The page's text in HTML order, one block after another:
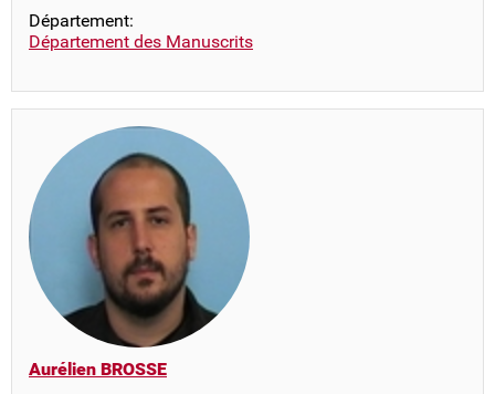
Département:
Département des Manuscrits
Aurélien BROSSE